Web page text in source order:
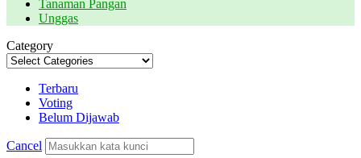
Tanaman Pangan
Unggas
Category
Terbaru
Voting
Belum Dijawab
Cancel